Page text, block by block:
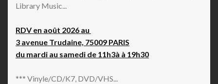
Library Music...
RDV en août 2026 au
3 avenue Trudaine, 75009 PARIS
du mardi au samedi de 11h3à à 19h30
*** Vinyle/CD/K7, DVD/VHS...